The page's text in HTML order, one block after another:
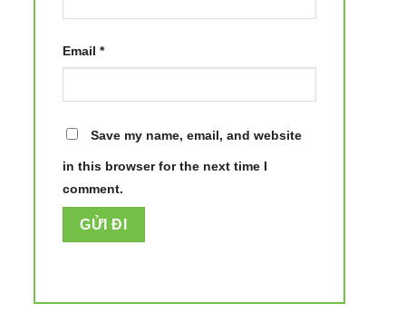
Email *
Save my name, email, and website
in this browser for the next time I
comment.